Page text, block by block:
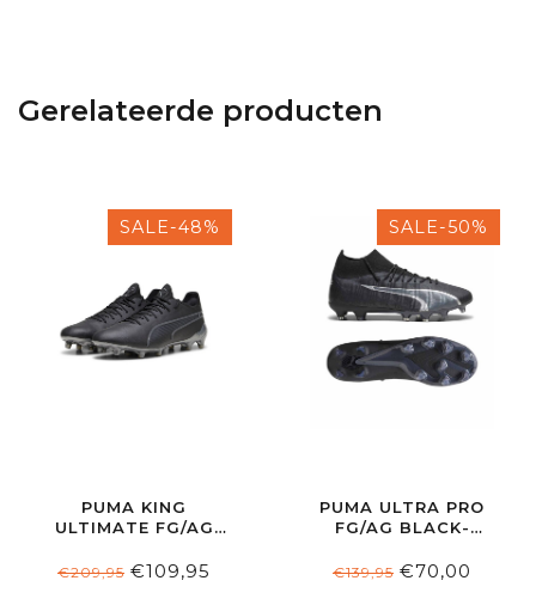
Gerelateerde producten
SALE-48%
PUMA KING
ULTIMATE FG/AG
€209,95 €109,95
SALE-50%
PUMA ULTRA PRO
FG/AG BLACK-
€139,95 €70,00